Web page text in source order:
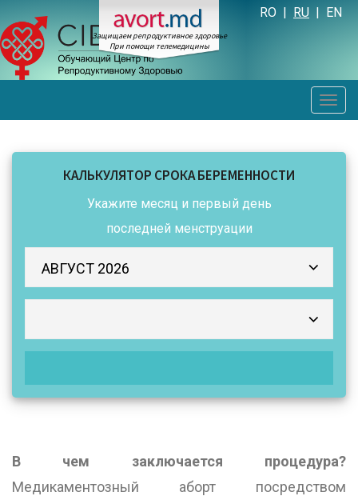
Защищаем репродуктивное здоровье
При помощи телемедицины
RO | RU | EN
КАЛЬКУЛЯТОР СРОКА БЕРЕМЕННОСТИ
Укажите месяц и первый день
последней менструации
В чем заключается процедура?
Медикаментозный аборт посредством